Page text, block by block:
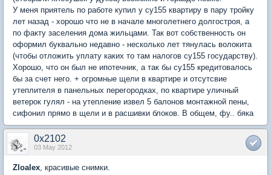
У меня приятель по работе купил у су155 квартиру в пару тройку
лет назад - хорошо что не в начале многолетнего долгостроя, а
по факту заселения дома жильцами. Так вот собственность он
оформил буквально недавно - несколько лет тянулась волокита
(чтобы отложить уплату каких то там налогов су155 государству).
Хорошо, что он был не ипотечник, а так бы су155 кредитовалось
бы за счет него. + огромные щели в квартире и отсутсвие
утеплителя в панельных перегородках, по квартире уличный
ветерок гулял - на утепление извел 5 балонов монтажной пены,
сифонил прямо в щели и в расшивки блоков. В общем, фу.. бяка
0x2102
03 May 2012
Zloalex , красивые снимки.